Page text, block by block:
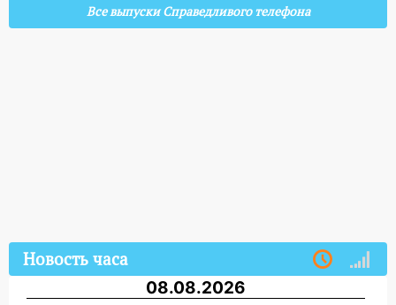
Все выпуски Справедливого телефона
Новость часа
08.08.2026